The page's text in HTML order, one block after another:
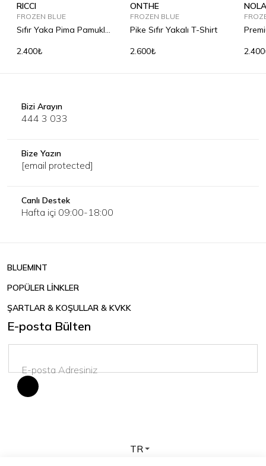
RICCI
FROZEN BLUE
Sıfır Yaka Pima Pamuklu
2.400₺
ONTHE
FROZEN BLUE
Pike Sıfır Yakalı T-Shirt
2.600₺
Bizi Arayın
444 3 033
Bize Yazın
[email protected]
Canlı Destek
Hafta içi 09:00-18:00
BLUEMINT
POPÜLER LİNKLER
ŞARTLAR & KOŞULLAR & KVKK
E-posta Bülten
TR